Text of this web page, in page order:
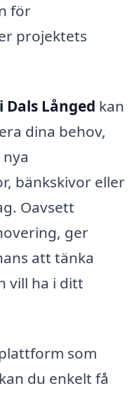
för
projektets
Långed kan
dina behov,
bänkskivor eller
Oavsett
ger
att tänka
vill ha i ditt
som
du enkelt få